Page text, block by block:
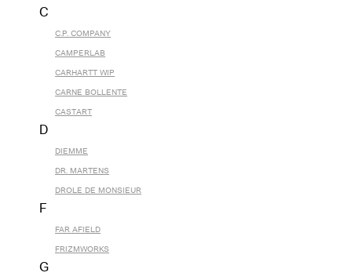
C
C.P. COMPANY
CAMPERLAB
CARHARTT WIP
CARNE BOLLENTE
CASTART
D
DIEMME
DR. MARTENS
DROLE DE MONSIEUR
F
FAR AFIELD
FRIZMWORKS
G